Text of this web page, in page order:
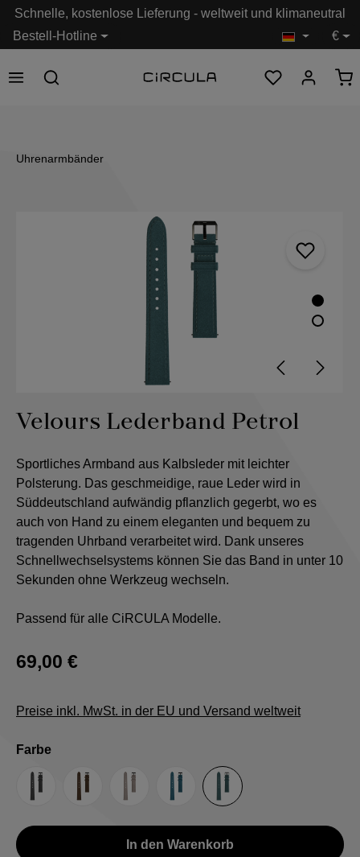
springen
Bestell-Hotline
Schnelle, kostenlose Lieferung - weltweit und klimaneutral
€
Uhrenarmbänder
Bildergalerie überspringen
Velours Lederband Petrol
Sportliches Armband aus Kalbsleder mit leichter
Polsterung. Das geschmeidige, raue Leder wird in
Süddeutschland aufwändig pflanzlich gegerbt, wo es
auch von Hand zu einem eleganten und bequem zu
tragenden Uhrband verarbeitet wird. Dank unseres
Schnellwechselsystems können Sie das Band in unter 10
Sekunden ohne Werkzeug wechseln.
Passend für alle CiRCULA Modelle.
69,00 €
Preise inkl. MwSt. in der EU und Versand weltweit
Farbeauswählen
AnthrazitBraun Grau Hellblau Petrol
In den Warenkorb